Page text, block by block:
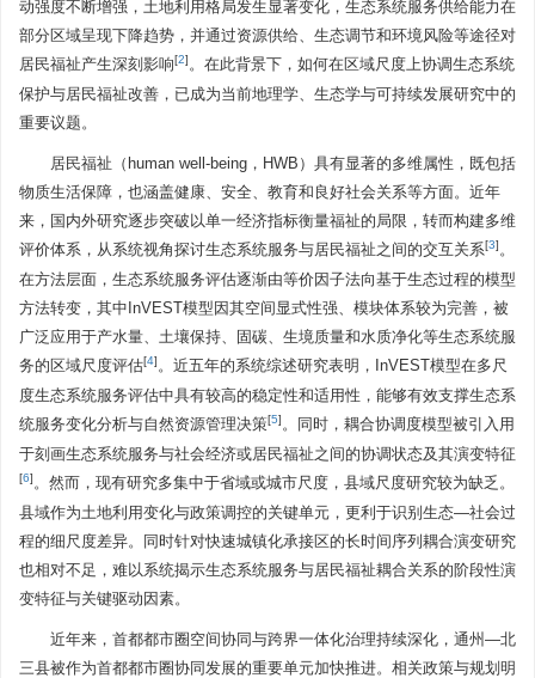
动强度不断增强，土地利用格局发生显著变化，生态系统服务供给能力在
部分区域呈现下降趋势，并通过资源供给、生态调节和环境风险等途径对
居民福祉产生深刻影响[2]。在此背景下，如何在区域尺度上协调生态系统
保护与居民福祉改善，已成为当前地理学、生态学与可持续发展研究中的
重要议题。
居民福祉（human well-being，HWB）具有显著的多维属性，既包括
物质生活保障，也涵盖健康、安全、教育和良好社会关系等方面。近年
来，国内外研究逐步突破以单一经济指标衡量福祉的局限，转而构建多维
评价体系，从系统视角探讨生态系统服务与居民福祉之间的交互关系[3]。
在方法层面，生态系统服务评估逐渐由等价因子法向基于生态过程的模型
方法转变，其中InVEST模型因其空间显式性强、模块体系较为完善，被
广泛应用于产水量、土壤保持、固碳、生境质量和水质净化等生态系统服
务的区域尺度评估[4]。近五年的系统综述研究表明，InVEST模型在多尺
度生态系统服务评估中具有较高的稳定性和适用性，能够有效支撑生态系
统服务变化分析与自然资源管理决策[5]。同时，耦合协调度模型被引入用
于刻画生态系统服务与社会经济或居民福祉之间的协调状态及其演变特征
[6]。然而，现有研究多集中于省域或城市尺度，县域尺度研究较为缺乏。
县域作为土地利用变化与政策调控的关键单元，更利于识别生态—社会过
程的细尺度差异。同时针对快速城镇化承接区的长时间序列耦合演变研究
也相对不足，难以系统揭示生态系统服务与居民福祉耦合关系的阶段性演
变特征与关键驱动因素。
近年来，首都都市圈空间协同与跨界一体化治理持续深化，通州—北
三县被作为首都都市圈协同发展的重要单元加快推进。相关政策与规划明